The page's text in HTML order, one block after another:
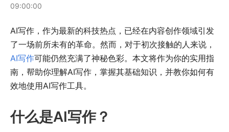
09:00:00
AI写作，作为最新的科技热点，已经在内容创作领域引发
了一场前所未有的革命。然而，对于初次接触的人来说，
AI写作可能仍然充满了神秘色彩。本文将作为你的实用指
南，帮助你理解AI写作，掌握其基础知识，并教你如何有
效地使用AI写作工具。
什么是AI写作？